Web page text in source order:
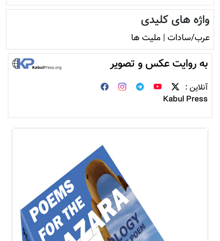
واژه های کلیدی
عرب/سادات | ملیت ها
به روایت عکس و تصویر
آنلاین :
Kabul Press